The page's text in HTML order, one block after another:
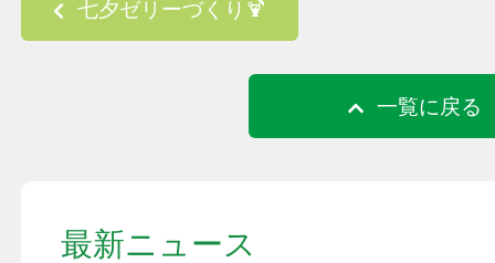
七夕ゼリーづくり🍹
一覧に戻る
最新ニュース